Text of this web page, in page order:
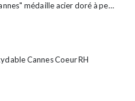
Bracelet Femme "Cannes" médaille acier doré à personnaliser
Cannes Coeur RH